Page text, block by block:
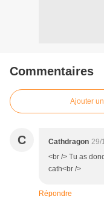
Commentaires
Ajouter
C Cathdragon 29/
<br /> Tu as
cath<br />
Répondre